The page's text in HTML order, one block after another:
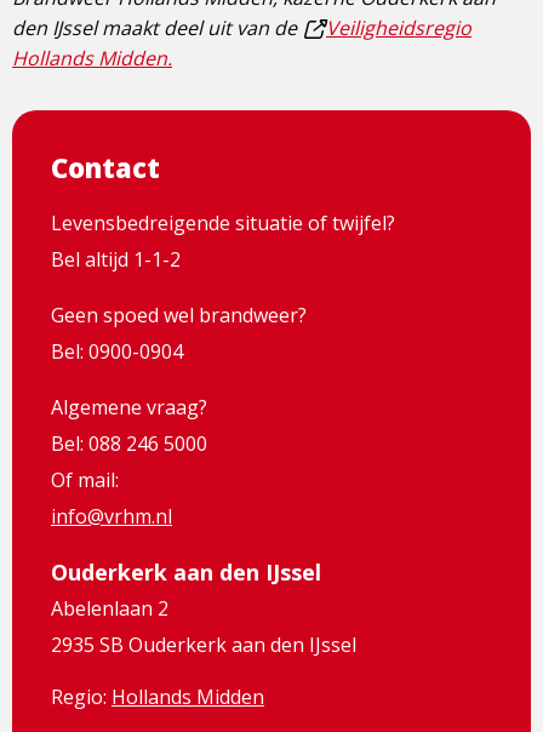
externe
pagina
den IJssel maakt deel uit van de
Dit
een
pagina
Veiligheidsregio
Hollands Midden.
Contact
Levensbedreigende situatie of twijfel?
Bel altijd 1-1-2
Geen spoed wel brandweer?
Bel: 0900-0904
Algemene vraag?
Bel: 088 246 5000
Of mail:
info@vrhm.nl
Ouderkerk aan den IJssel
Abelenlaan 2
2935 SB Ouderkerk aan den IJssel
Regio: Hollands Midden